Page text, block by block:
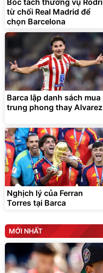
Bạt phủ xe ô tô cao cấp,
tráng nhôm 03 lớp
392.000đ
325.000đ
Đã bán nhiều
Bóc tách thương vụ Rodri
từ chối Real Madrid để
chọn Barcelona
Barca lập danh sách mua
trung phong thay Alvarez
Nghịch lý của Ferran
Torres tại Barca
MỚI NHẤT